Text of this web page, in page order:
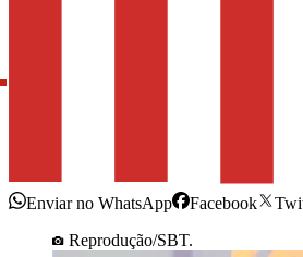
Enviar no WhatsApp Facebook
Reprodução/SBT.